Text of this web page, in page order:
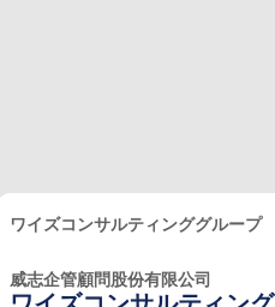
ワイズコンサルティンググループ
威志企管顧問股份有限公司